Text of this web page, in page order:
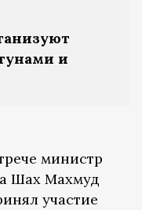
и
министр
Шах Махмуд
участие